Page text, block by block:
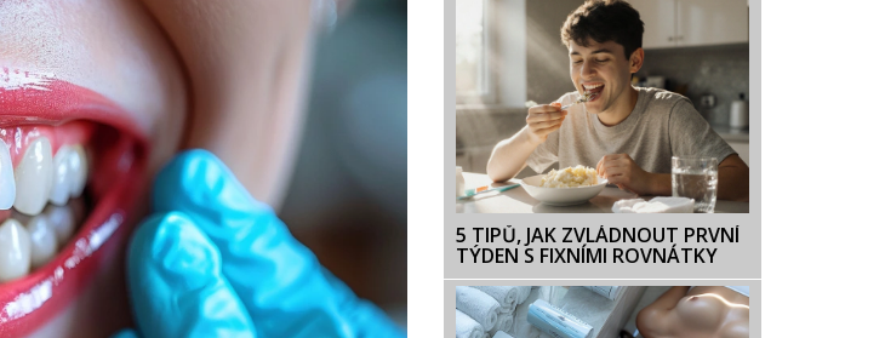
5 TIPŮ, JAK ZVLÁDNOUT PRVNÍ
TÝDEN S FIXNÍMI ROVNÁTKY